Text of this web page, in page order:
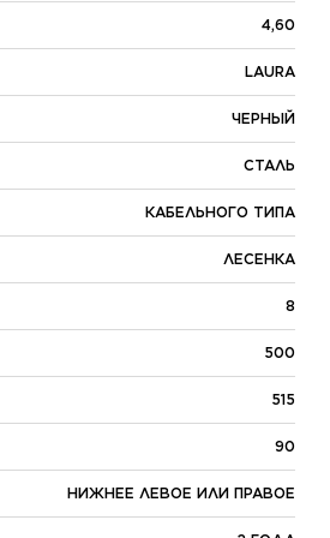
4,60
LAURA
ЧЕРНЫЙ
СТАЛЬ
КАБЕЛЬНОГО ТИПА
ЛЕСЕНКА
8
500
515
90
НИЖНЕЕ ЛЕВОЕ ИЛИ ПРАВОЕ